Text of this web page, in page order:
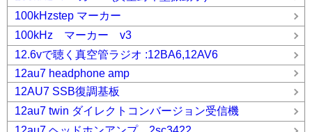
100kHzstep マーカー
100kHz マーカー v3
12.6vで聴く真空管ラジオ :12BA6,12AV6
12au7 headphone amp
12AU7 SSB復調基板
12au7 twin ダイレクトコンバージョン受信機